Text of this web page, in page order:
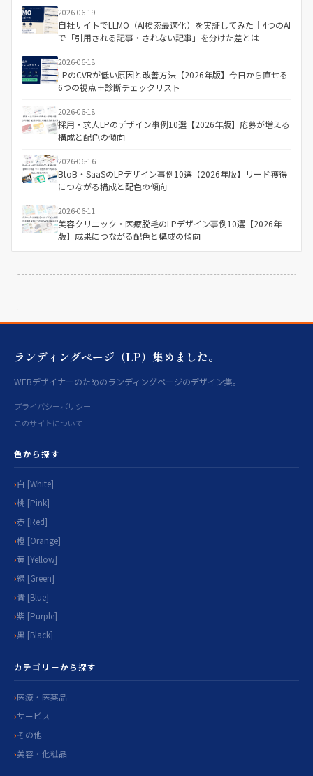
2026-06-19
自社サイトでLLMO（AI検索最適化）を実証してみた｜4つのAI
で「引用される記事・されない記事」を分けた差とは
2026-06-18
LPのCVRが低い原因と改善方法【2026年版】今日から直せる
6つの視点＋診断チェックリスト
2026-06-18
採用・求人LPのデザイン事例10選【2026年版】応募が増える
構成と配色の傾向
2026-06-16
BtoB・SaaSのLPデザイン事例10選【2026年版】リード獲得
につながる構成と配色の傾向
2026-06-11
美容クリニック・医療脱毛のLPデザイン事例10選【2026年
版】成果につながる配色と構成の傾向
ランディングページ（LP）集めました。
WEBデザイナーのためのランディングページのデザイン集。
プライバシーポリシー
このサイトについて
色から探す
白 [White]
桃 [Pink]
赤 [Red]
橙 [Orange]
黄 [Yellow]
緑 [Green]
青 [Blue]
紫 [Purple]
黒 [Black]
カテゴリーから探す
医療・医薬品
サービス
その他
美容・化粧品